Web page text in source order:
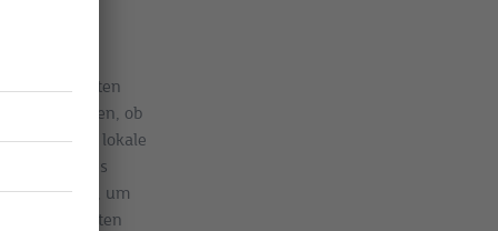
Bspw. sollten
ist zu klären, ob
sollten lokale
des
zu prüfen, um
sollten